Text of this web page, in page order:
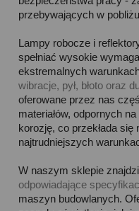
przebywających w
Lampy robocze i
spełniać wysokie
ekstremalnych
wibracje, pył, błoto oraz
oferowane przez nas
materiałów, odpornych
korozję, co przekłada się
najtrudniejszych
W naszym sklepie
odpowiadające
maszyn budowlanych.